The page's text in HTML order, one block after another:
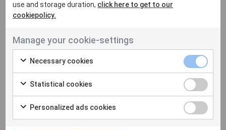
upp dagen.
Segling i Greklands övärld
Föreställ dig att du glider fram över det kristallklara
vattnet i Egeiska havet, med vinden i ditt hår och solen
på din hud. Greklands övärld är som en pärla av
skönhet, och att utforska den på en segelbåt är en
upplevelse utöver det vanliga. Lär dig grunderna i
segling, upptäck gömda vikar och njut av en picknick
use and storage duration, click here to get to our
cookiepolicy.
Manage your cookie-settings
Necessary cookies
Statistical cookies
Personalized ads cookies